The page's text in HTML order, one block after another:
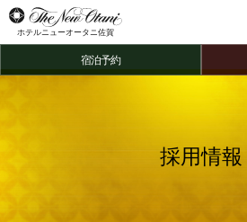
ホテルニューオータニ佐賀
宿泊予約
採用情報